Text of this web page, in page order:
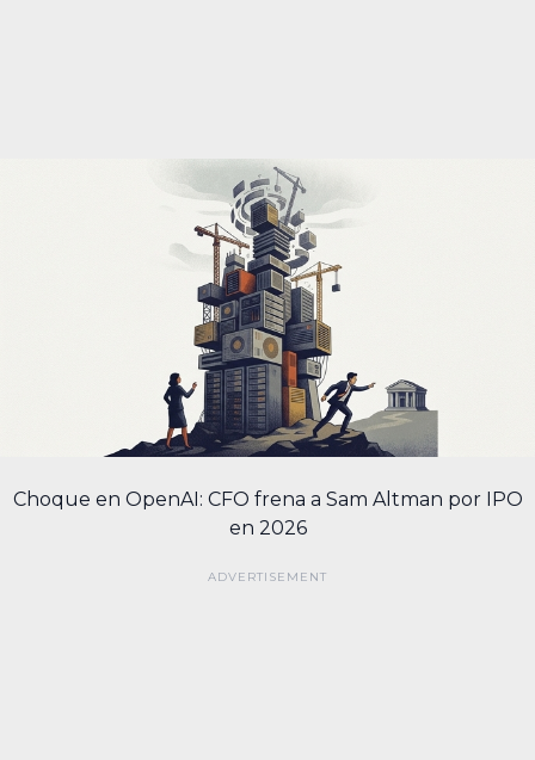
Choque en OpenAI: CFO frena a Sam Altman por IPO
en 2026